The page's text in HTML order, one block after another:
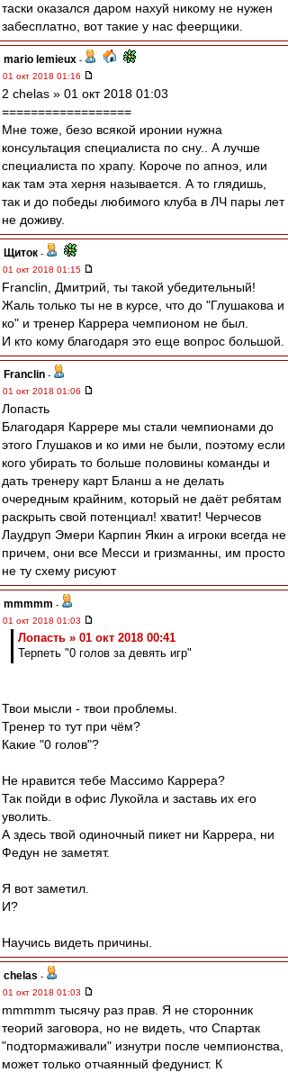
таски оказался даром нахуй никому не нужен
забесплатно, вот такие у нас феерщики.
mario lemieux -
01 окт 2018 01:16
2 chelas » 01 окт 2018 01:03
==================
Мне тоже, безо всякой иронии нужна
консультация специалиста по сну.. А лучше
специалиста по храпу. Короче по апноэ, или
как там эта херня называется. А то глядишь,
так и до победы любимого клуба в ЛЧ пары лет
не доживу.
Щиток -
01 окт 2018 01:15
Franclin, Дмитрий, ты такой убедительный!
Жаль только ты не в курсе, что до "Глушакова и
ко" и тренер Каррера чемпионом не был.
И кто кому благодаря это еще вопрос большой.
Franclin -
01 окт 2018 01:06
Лопасть
Благодаря Каррере мы стали чемпионами до
этого Глушаков и ко ими не были, поэтому если
кого убирать то больше половины команды и
дать тренеру карт Бланш а не делать
очередным крайним, который не даёт ребятам
раскрыть свой потенциал! хватит! Черчесов
Лаудруп Эмери Карпин Якин а игроки всегда не
причем, они все Месси и гризманны, им просто
не ту схему рисуют
mmmmm -
01 окт 2018 01:03
Лопасть » 01 окт 2018 00:41
Терпеть "0 голов за девять игр"
Твои мысли - твои проблемы.
Тренер то тут при чём?
Какие "0 голов"?
Не нравится тебе Массимо Каррера?
Так пойди в офис Лукойла и заставь их его
уволить.
А здесь твой одиночный пикет ни Каррера, ни
Федун не заметят.
Я вот заметил.
И?
Научись видеть причины.
chelas -
01 окт 2018 01:03
mmmmm тысячу раз прав. Я не сторонник
теорий заговора, но не видеть, что Спартак
"подтормаживали" изнутри после чемпионства,
может только отчаянный федунист. К